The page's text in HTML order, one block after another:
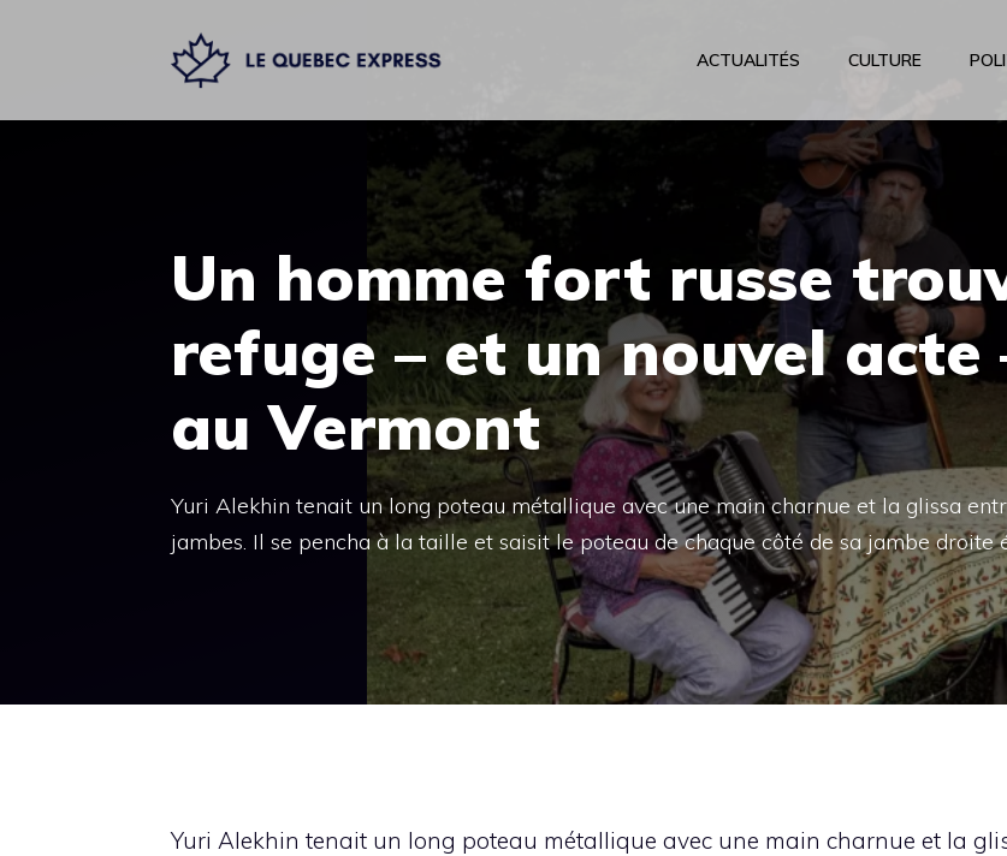
ACTUALITÉS CULTURE
Un homme fort russe
refuge – et un nouvel acte
au Vermont
Yuri Alekhin tenait un long poteau métallique avec une main charnue et la glissa
jambes. Il se pencha à la taille et saisit le poteau de chaque côté de sa jambe droite
Yuri Alekhin tenait un long poteau métallique avec une main charnue et la